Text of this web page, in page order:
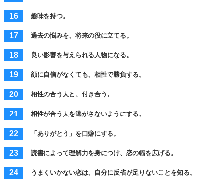
趣味を持つ。
過去の悩みを、将来の役に立てる。
良い影響を与えられる人物になる。
顔に自信がなくても、相性で勝負する。
相性の合う人と、付き合う。
相性が合う人を逃がさないようにする。
「ありがとう」を口癖にする。
読書によって理解力を身につけ、恋の幅を広げる。
うまくいかない恋は、自分に反省が足りないことを知る。